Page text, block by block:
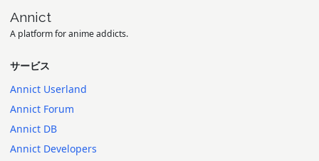
Annict
A platform for anime addicts.
サービス
Annict Userland
Annict Forum
Annict DB
Annict Developers